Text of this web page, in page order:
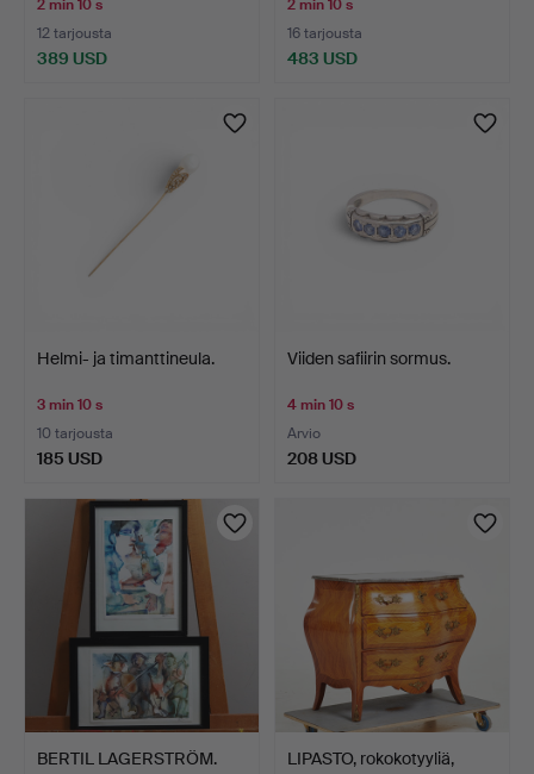
2 min 10 s
12 tarjousta
389 USD
tammea…
2 min 10 s
16 tarjousta
483 USD
Helmi- ja timanttineula.
3 min 10 s
10 tarjousta
185 USD
Viiden safiirin sormus.
4 min 10 s
Arvio
208 USD
BERTIL LAGERSTRÖM.
LIPASTO, rokokotyyliä,